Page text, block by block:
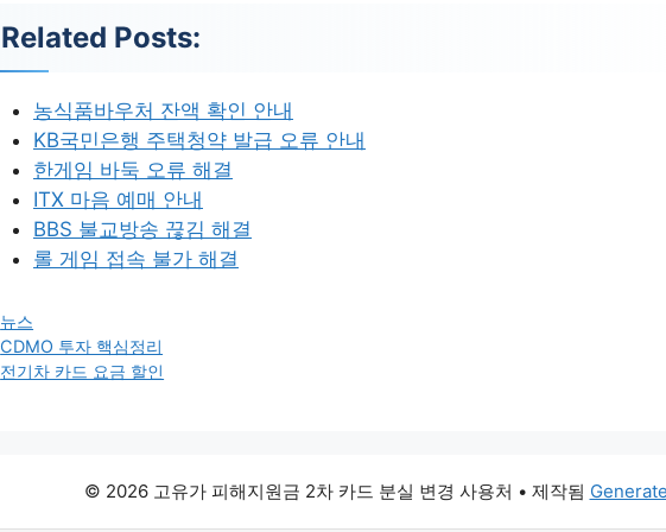
Related Posts:
농식품바우처 잔액 확인 안내
KB국민은행 주택청약 발급 오류 안내
한게임 바둑 오류 해결
ITX 마음 예매 안내
BBS 불교방송 끊김 해결
롤 게임 접속 불가 해결
카
테
고
뉴스
CDMO 투자 핵심정리
전기차 카드 요금 할인
© 2026 고유가 피해지원금 2차 카드 분실 변경 사용처 • 제작됨